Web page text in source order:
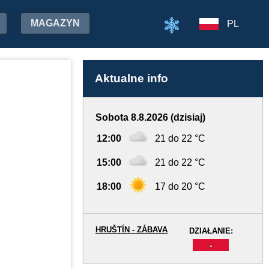
MAGAZYN PL
Aktualne info
Sobota 8.8.2026 (dzisiaj)
12:00 21 do 22 °C
15:00 21 do 22 °C
18:00 17 do 20 °C
DZIAŁANIE:
-
HRUŠTÍN - ZÁBAVA